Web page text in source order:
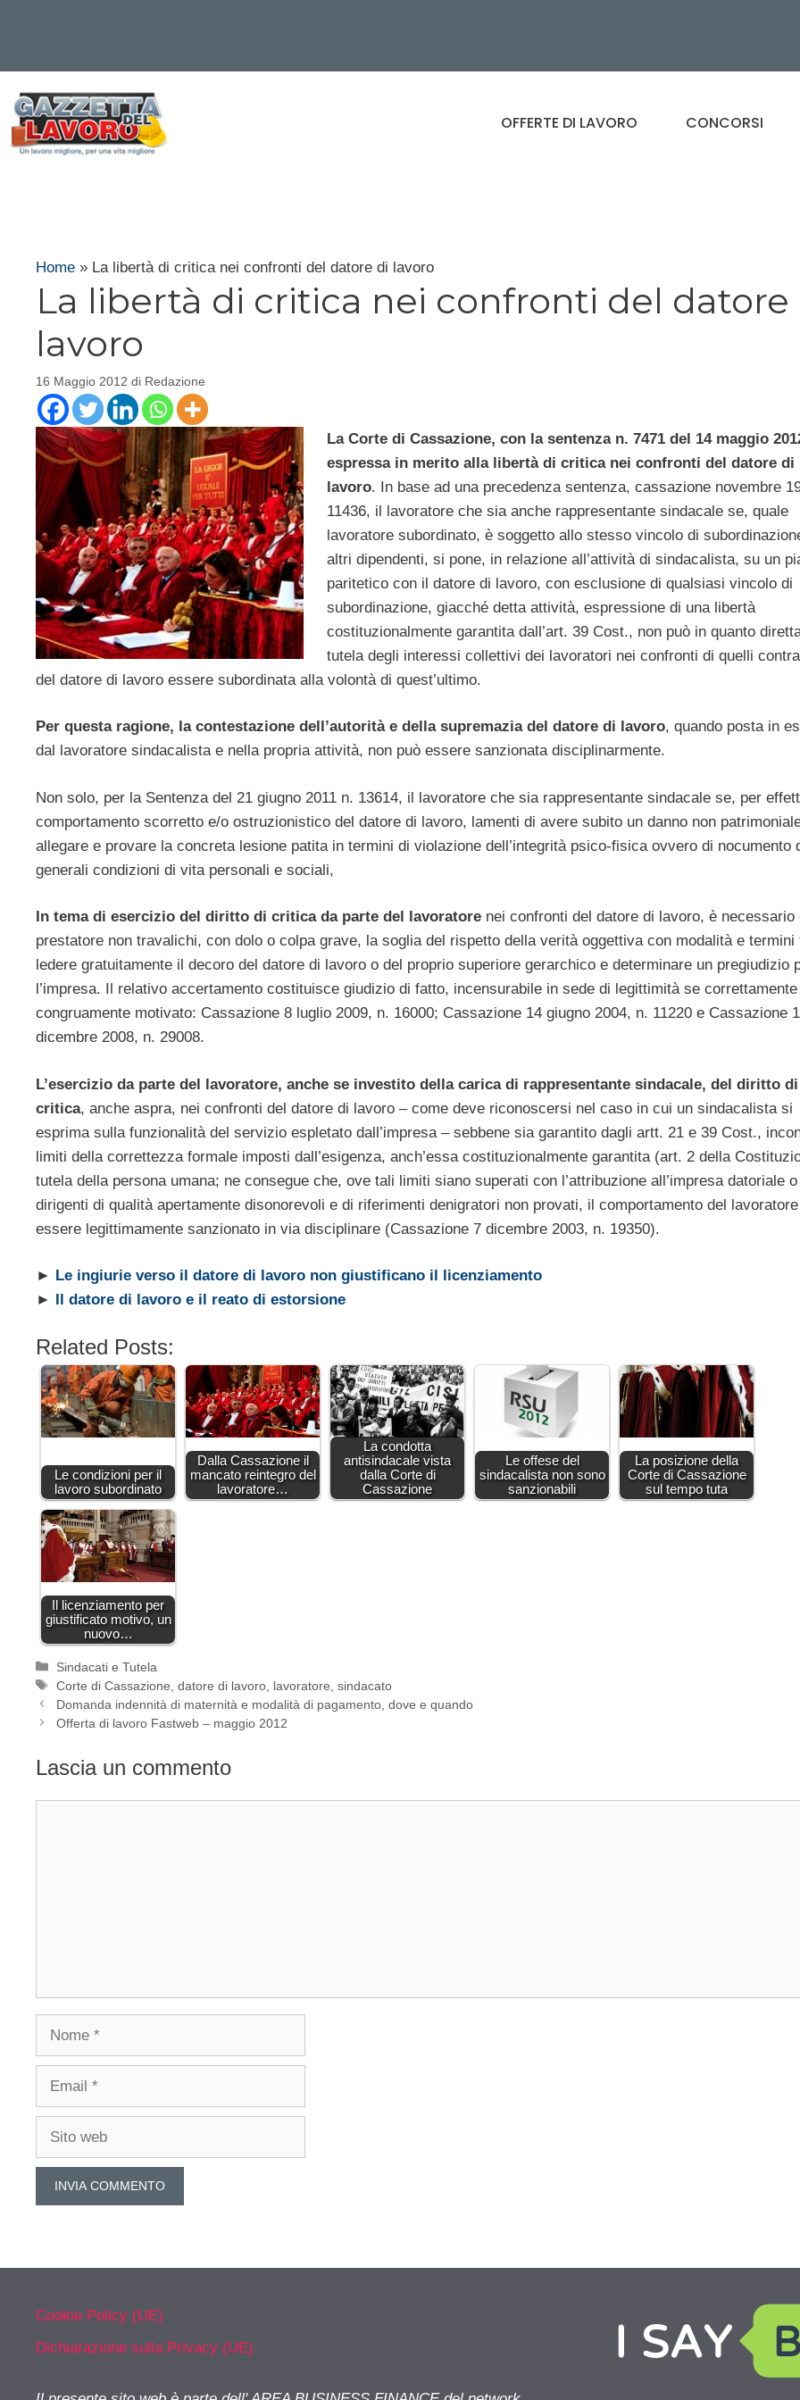
contenuto
OFFERTE DI LAVORO CONCORSI
Home » La libertà di critica nei confronti del datore di lavoro
La libertà di critica nei confronti del datore
lavoro
16 Maggio 2012 di Redazione
La Corte di Cassazione, con la sentenza n. 7471 del 14 maggio
espressa in merito alla libertà di critica nei confronti del datore di
lavoro. In base ad una precedenza sentenza, cassazione novembre
11436, il lavoratore che sia anche rappresentante sindacale se, quale
lavoratore subordinato, è soggetto allo stesso vincolo di
altri dipendenti, si pone, in relazione all’attività di sindacalista, su un
paritetico con il datore di lavoro, con esclusione di qualsiasi vincolo di
subordinazione, giacché detta attività, espressione di una libertà
costituzionalmente garantita dall’art. 39 Cost., non può in quanto
tutela degli interessi collettivi dei lavoratori nei confronti di quelli
del datore di lavoro essere subordinata alla volontà di quest’ultimo.
Per questa ragione, la contestazione dell’autorità e della supremazia del datore di lavoro, quando posta in
dal lavoratore sindacalista e nella propria attività, non può essere sanzionata disciplinarmente.
Non solo, per la Sentenza del 21 giugno 2011 n. 13614, il lavoratore che sia rappresentante sindacale se, per
comportamento scorretto e/o ostruzionistico del datore di lavoro, lamenti di avere subito un danno non
allegare e provare la concreta lesione patita in termini di violazione dell’integrità psico-fisica ovvero di nocumento
generali condizioni di vita personali e sociali,
In tema di esercizio del diritto di critica da parte del lavoratore nei confronti del datore di lavoro, è necessario
prestatore non travalichi, con dolo o colpa grave, la soglia del rispetto della verità oggettiva con modalità e termini
ledere gratuitamente il decoro del datore di lavoro o del proprio superiore gerarchico e determinare un pregiudizio
l’impresa. Il relativo accertamento costituisce giudizio di fatto, incensurabile in sede di legittimità se
congruamente motivato: Cassazione 8 luglio 2009, n. 16000; Cassazione 14 giugno 2004, n. 11220 e Cassazione
dicembre 2008, n. 29008.
L’esercizio da parte del lavoratore, anche se investito della carica di rappresentante sindacale, del diritto di
critica, anche aspra, nei confronti del datore di lavoro – come deve riconoscersi nel caso in cui un sindacalista si
esprima sulla funzionalità del servizio espletato dall’impresa – sebbene sia garantito dagli artt. 21 e 39 Cost.,
limiti della correttezza formale imposti dall’esigenza, anch’essa costituzionalmente garantita (art. 2 della
tutela della persona umana; ne consegue che, ove tali limiti siano superati con l’attribuzione all’impresa datoriale
dirigenti di qualità apertamente disonorevoli e di riferimenti denigratori non provati, il comportamento del
essere legittimamente sanzionato in via disciplinare (Cassazione 7 dicembre 2003, n. 19350).
► Le ingiurie verso il datore di lavoro non giustificano il licenziamento
► Il datore di lavoro e il reato di estorsione
Related Posts:
Le condizioni per il
lavoro subordinato
Dalla Cassazione il
mancato reintegro del
lavoratore…
La condotta
antisindacale vista
dalla Corte di
Cassazione
Le offese del
sindacalista non sono
sanzionabili
La posizione della
Corte di Cassazione
sul tempo tuta
Il licenziamento per
giustificato motivo, un
nuovo…
Categorie
Sindacati e Tutela
Tag
Corte di Cassazione ,datore di lavoro lavoratore ,sindacato
Domanda indennità di maternità e modalità di pagamento, dove e quando
Offerta di lavoro Fastweb – maggio 2012
Lascia un commento
Nome
Email
Sito
Cookie Policy (UE)
Dichiarazione sulla Privacy (UE)